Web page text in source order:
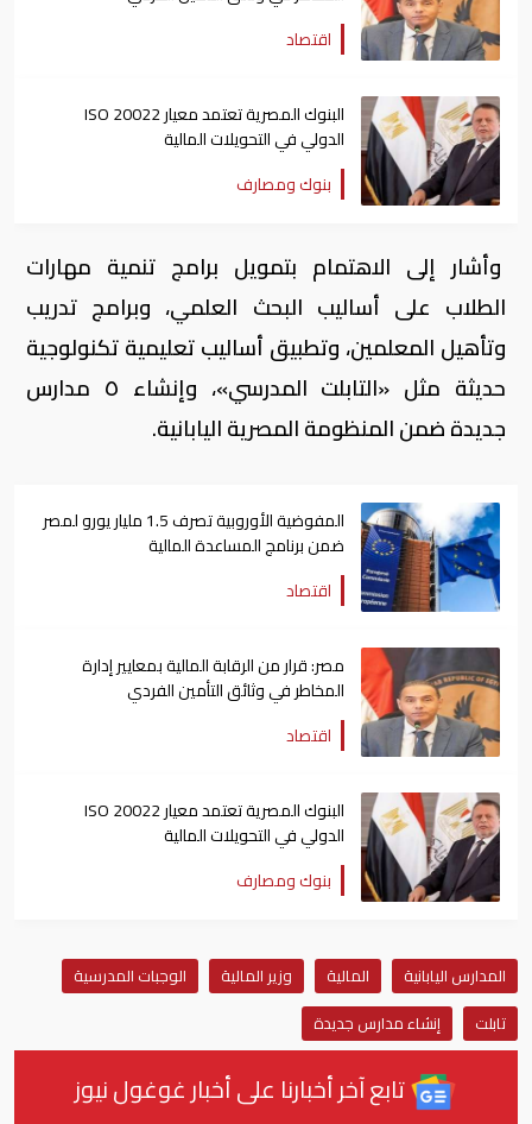
اقتصاد
البنوك المصرية تعتمد معيار ISO 20022
الدولي في التحويلات المالية
بنوك ومصارف
وأشار إلى الاهتمام بتمويل برامج تنمية مهارات
الطلاب على أساليب البحث العلمي، وبرامج تدريب
وتأهيل المعلمين، وتطبيق أساليب تعليمية تكنولوجية
حديثة مثل «التابلت المدرسي»، وإنشاء ٥ مدارس
جديدة ضمن المنظومة المصرية اليابانية.
المفوضية الأوروبية تصرف 1.5 مليار يورو لمصر
ضمن برنامج المساعدة المالية
اقتصاد
مصر: قرار من الرقابة المالية بمعايير إدارة
المخاطر في وثائق التأمين الفردي
اقتصاد
البنوك المصرية تعتمد معيار ISO 20022
الدولي في التحويلات المالية
بنوك ومصارف
المدارس اليابانية المالية وزير المالية
الوجبات المدرسية
تابلت
إنشاء مدارس جديدة
تابع آخر أخبارنا على أخبار غوغول نيوز